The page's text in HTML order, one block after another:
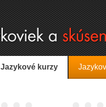
Jazykové kurzy